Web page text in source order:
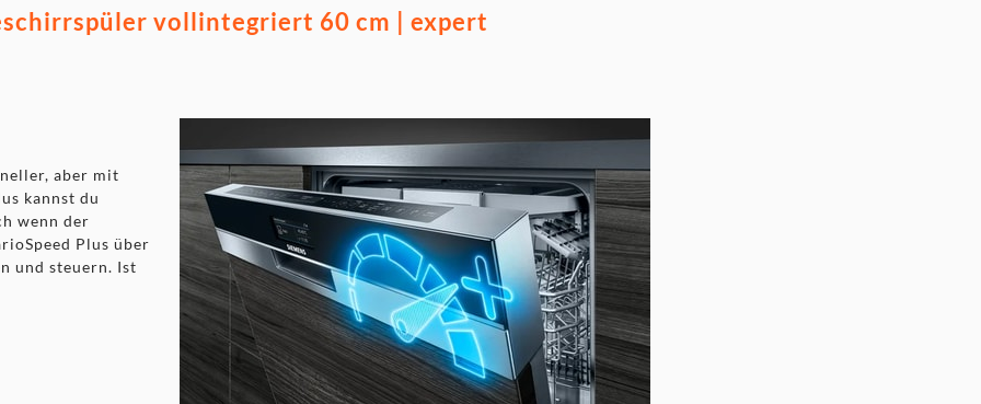
vollintegriert 60 cm | expert
aber mit
kannst du
wenn der
Plus über
und steuern. Ist